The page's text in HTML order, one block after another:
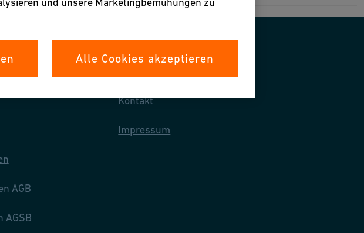
AGB
AGSB
Kontakt
Impressum
Alle Cookies akzeptieren